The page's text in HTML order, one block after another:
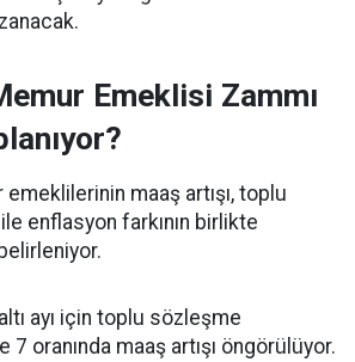
Emeklisi Zammı
maaş artışı, toplu
enflasyon farkının birlikte
ayı için toplu sözleşme
7 oranında maaş artışı öngörülüyor.